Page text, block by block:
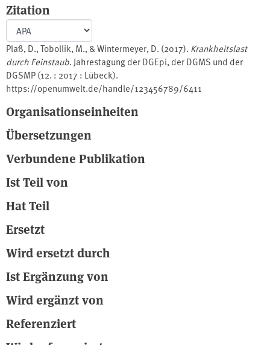
Zitation
Plaß, D., Tobollik, M., & Wintermeyer, D. (2017). Krankheitslast
durch Feinstaub. Jahrestagung der DGEpi, der DGMS und der
DGSMP (12. : 2017 : Lübeck).
https://openumwelt.de/handle/123456789/6411
Organisationseinheiten
Übersetzungen
Verbundene Publikation
Ist Teil von
Hat Teil
Ersetzt
Wird ersetzt durch
Ist Ergänzung von
Wird ergänzt von
Referenziert